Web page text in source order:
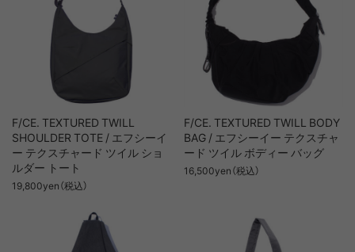
F/CE. TEXTURED TWILL
SHOULDER TOTE / エフシーイ
ー テクスチャード ツイル ショ
ルダー トート
19,800yen（税込）
F/CE. TEXTURED TWILL BODY
BAG / エフシーイー テクスチャ
ード ツイル ボディー バッグ
16,500yen（税込）